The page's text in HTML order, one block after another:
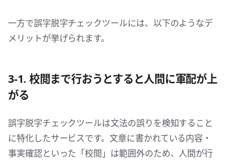
一方で誤字脱字チェックツールには、以下のようなデ
メリットが挙げられます。
3-1. 校閲まで行おうとすると人間に軍配が上
がる
誤字脱字チェックツールは文法の誤りを検知すること
に特化したサービスです。文章に書かれている内容・
事実確認といった「校閲」は範囲外のため、人間が行